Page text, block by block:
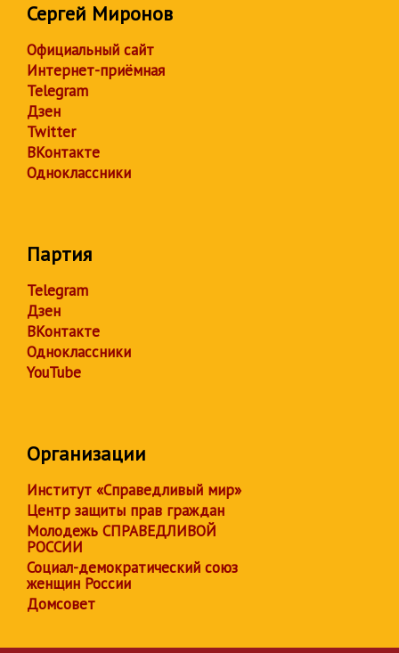
Сергей Миронов
Официальный сайт
Интернет-приёмная
Telegram
Дзен
Twitter
ВКонтакте
Одноклассники
Партия
Telegram
Дзен
ВКонтакте
Одноклассники
YouTube
Организации
Институт «Справедливый мир»
Центр защиты прав граждан
Молодежь СПРАВЕДЛИВОЙ
РОССИИ
Социал-демократический союз
женщин России
Домсовет